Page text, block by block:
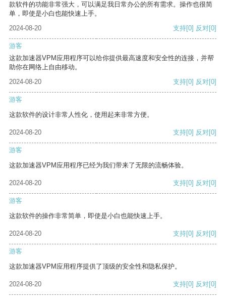
款软件的功能非常强大，可以满足我日常办公的所有需求。操作也很简
单，即使是小白也能快速上手。
2024-08-20
支持[0] 反对[0]
游客
这款加速器VPM应用程序可以给你提供最高速度和安全性的连接，并帮
助你在网络上自由移动。
2024-08-20
支持[0] 反对[0]
游客
这款软件的设计非常人性化，使用起来非常方便。
2024-08-20 支持[0] 反对[0]
游客
这款加速器VPM应用程序已经为我们带来了无限的流畅体验。
2024-08-20 支持[0] 反对[0]
游客
这款软件的操作非常简单，即使是小白也能快速上手。
2024-08-20 支持[0] 反对[0]
游客
这款加速器VPM应用程序提供了顶级的安全性和隐私保护。
2024-08-20 支持[0] 反对[0]